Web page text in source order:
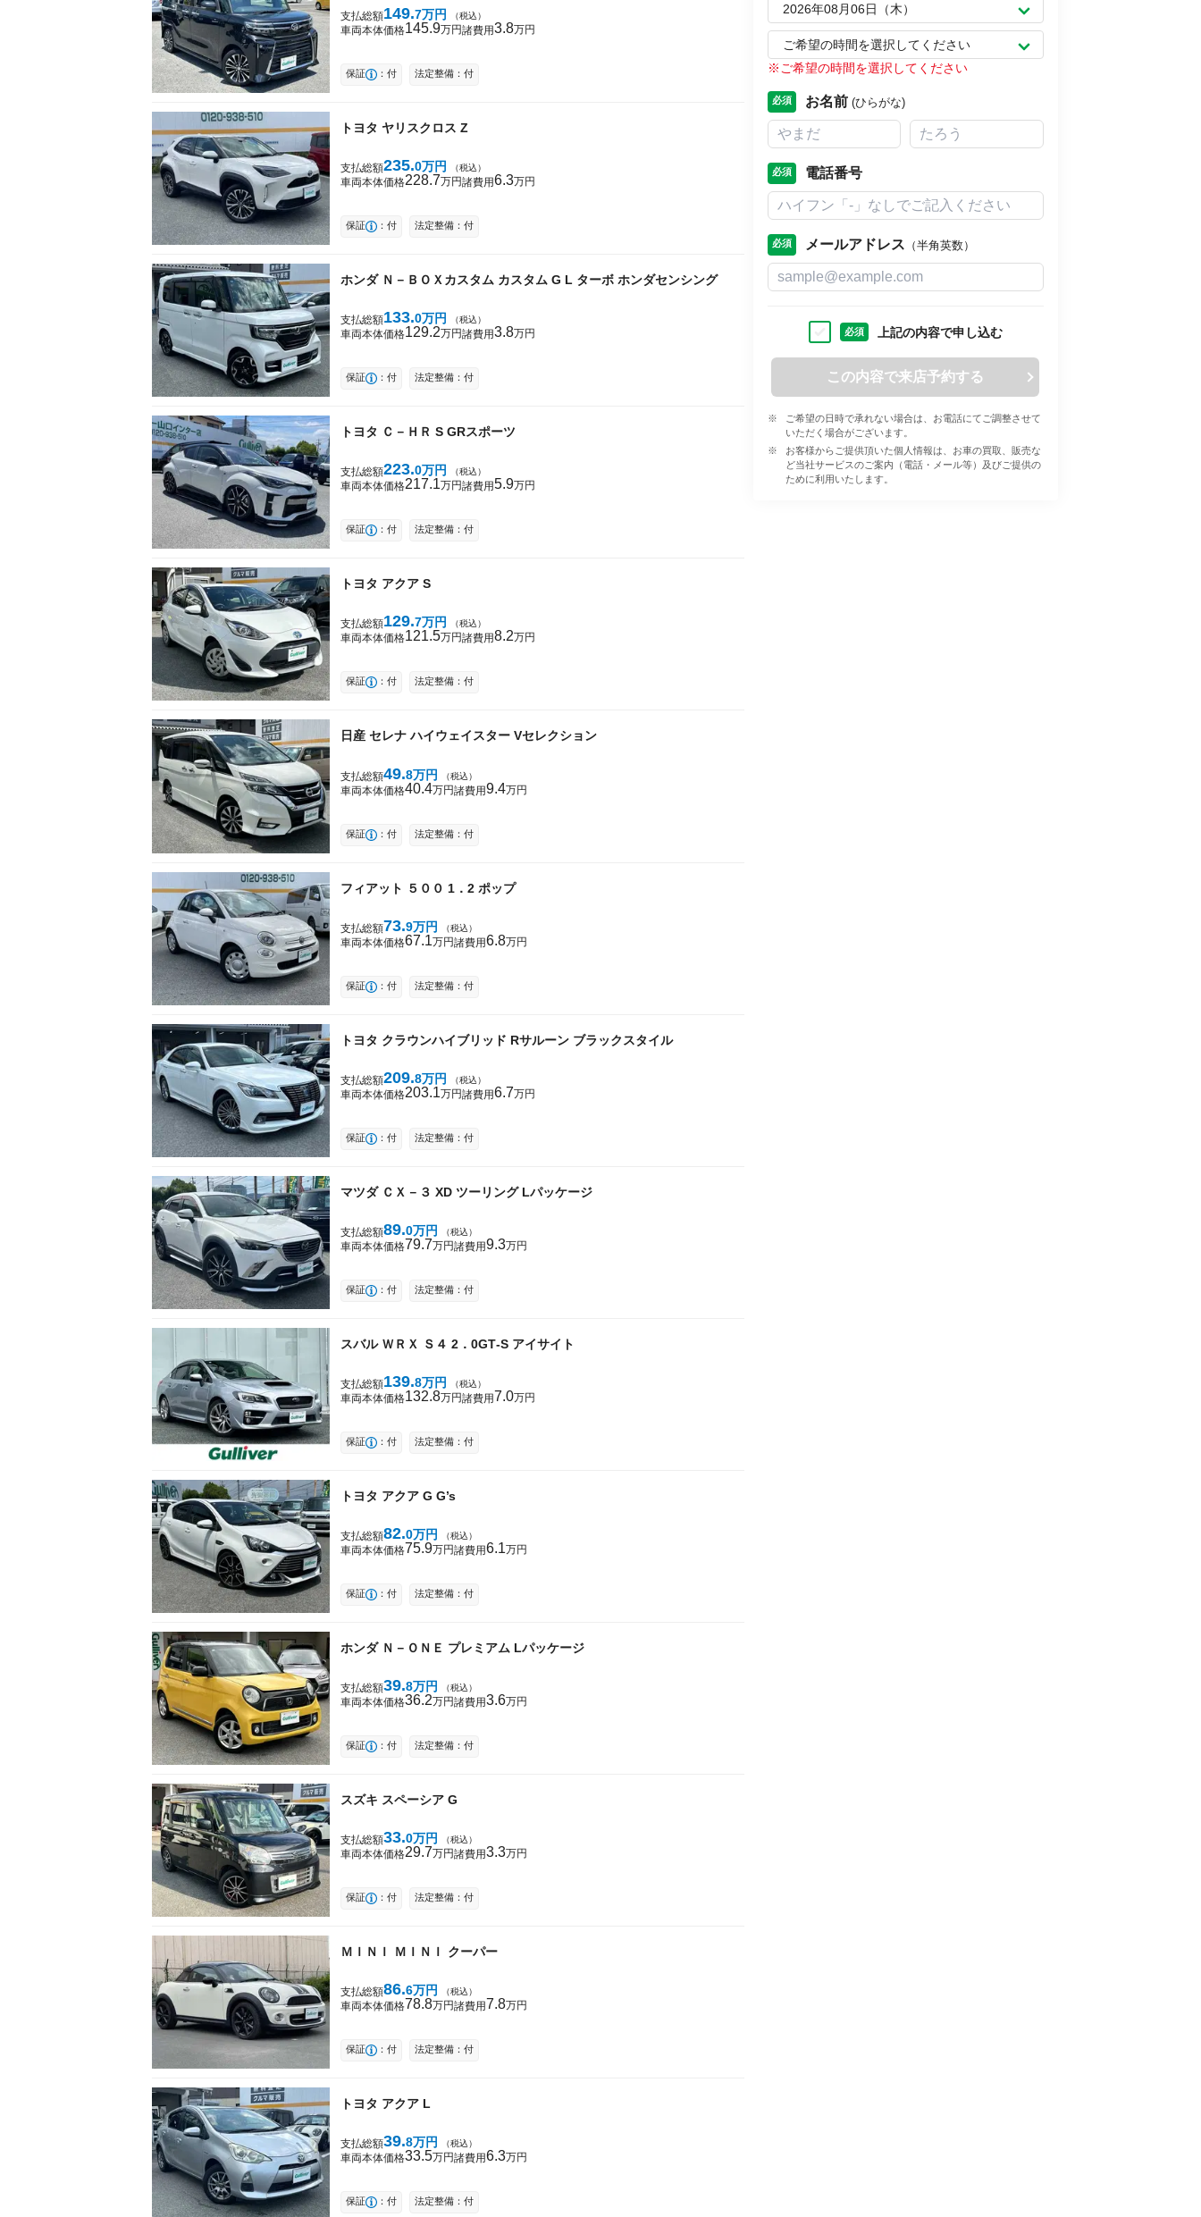
支払総額149 7万円 （税込）
車両本体価格145 9万円諸費用3 8万円
保証 ：付 法定整備：付
トヨタ ヤリスクロス Z
支払総額235 0万円 （税込）
車両本体価格228 7万円諸費用6 3万円
保証 ：付 法定整備：付
ホンダ Ｎ－ＢＯＸカスタム カスタム G L ターボ ホンダセンシング
支払総額133 0万円 （税込）
車両本体価格129 2万円諸費用3 8万円
保証 ：付 法定整備：付
トヨタ Ｃ－ＨＲ S GRスポーツ
支払総額223 0万円 （税込）
車両本体価格217 1万円諸費用5 9万円
保証 ：付 法定整備：付
トヨタ アクア S
支払総額129 7万円 （税込）
車両本体価格121 5万円諸費用8 2万円
保証 ：付 法定整備：付
日産 セレナ ハイウェイスター Vセレクション
支払総額49 8万円 （税込）
車両本体価格40 4万円諸費用9 4万円
保証 ：付 法定整備：付
フィアット ５００ 1．2 ポップ
支払総額73 9万円 （税込）
車両本体価格67 1万円諸費用6 8万円
保証 ：付 法定整備：付
トヨタ クラウンハイブリッド Rサルーン ブラックスタイル
支払総額209 8万円 （税込）
車両本体価格203 1万円諸費用6 7万円
保証 ：付 法定整備：付
マツダ ＣＸ－３ XD ツーリング Lパッケージ
支払総額89 0万円 （税込）
車両本体価格79 7万円諸費用9 3万円
保証 ：付 法定整備：付
スバル ＷＲＸ Ｓ４ 2．0GT‐S アイサイト
支払総額139 8万円 （税込）
車両本体価格132 8万円諸費用7 0万円
保証 ：付 法定整備：付
トヨタ アクア G G’s
支払総額82 0万円 （税込）
車両本体価格75 9万円諸費用6 1万円
保証 ：付 法定整備：付
ホンダ Ｎ－ＯＮＥ プレミアム Lパッケージ
支払総額39 8万円 （税込）
車両本体価格36 2万円諸費用3 6万円
保証 ：付 法定整備：付
スズキ スペーシア G
支払総額33 0万円 （税込）
車両本体価格29 7万円諸費用3 3万円
保証 ：付 法定整備：付
ＭＩＮＩ ＭＩＮＩ クーパー
支払総額86 6万円 （税込）
車両本体価格78 8万円諸費用7 8万円
保証 ：付 法定整備：付
トヨタ アクア L
支払総額39 8万円 （税込）
車両本体価格33 5万円諸費用6 3万円
保証 ：付 法定整備：付
2026年08月06日（木）
ご希望の時間を選択してください
※ ご希望の時間を選択してください
必須 お名前(ひらがな)
必須 電話番号
必須 メールアドレス （半角英数）
必須 上記の内容で申し込む
この内容で来店予約する
ご希望の日時で承れない場合は、お電話にてご調整させて
いただく場合がございます。
お客様からご提供頂いた個人情報は、お車の買取、販売な
ど当社サービスのご案内（電話・メール等）及びご提供の
ために利用いたします。